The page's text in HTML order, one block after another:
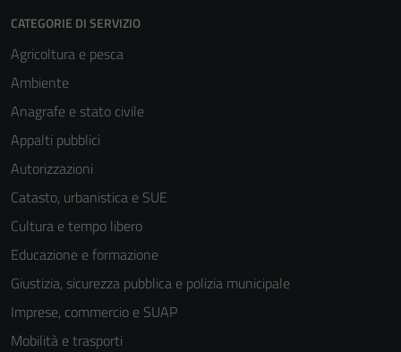
CATEGORIE DI SERVIZIO
Agricoltura e pesca
Ambiente
Anagrafe e stato civile
Appalti pubblici
Autorizzazioni
Catasto, urbanistica e SUE
Cultura e tempo libero
Educazione e formazione
Giustizia, sicurezza pubblica e polizia municipale
Imprese, commercio e SUAP
Mobilità e trasporti
possono